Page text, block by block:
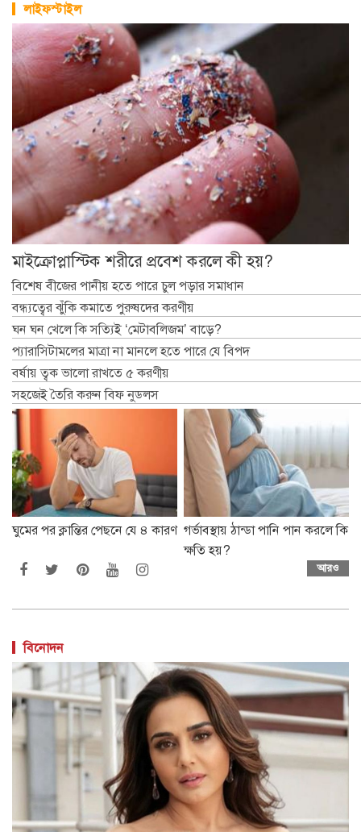
লাইফস্টাইল
মাইক্রোপ্লাস্টিক শরীরে প্রবেশ করলে কী হয়?
বিশেষ বীজের পানীয় হতে পারে চুল পড়ার সমাধান
বন্ধ্যত্বের ঝুঁকি কমাতে পুরুষদের করণীয়
ঘন ঘন খেলে কি সত্যিই ‘মেটাবলিজম’ বাড়ে?
প্যারাসিটামলের মাত্রা না মানলে হতে পারে যে বিপদ
বর্ষায় ত্বক ভালো রাখতে ৫ করণীয়
সহজেই তৈরি করুন বিফ নুডলস
ঘুমের পর ক্লান্তির পেছনে যে ৪ কারণ গর্ভাবস্থায় ঠান্ডা পানি পান করলে কি
ক্ষতি হয়?
আরও
বিনোদন